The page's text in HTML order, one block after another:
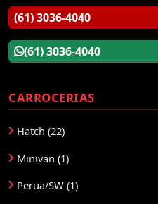
(61) 3036-4040
(61) 3036-4040
CARROCERIAS
Hatch (22)
Minivan (1)
Perua/SW (1)